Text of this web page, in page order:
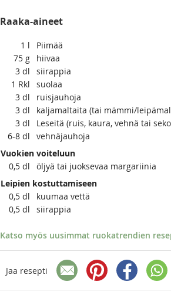
Raaka-aineet
1 l
Piimää
75 g
hiivaa
3 dl
siirappia
1 Rkl
suolaa
3 dl
ruisjauhoja
3 dl
kaljamaltaita (tai mämmi/
3 dl
Leseitä (ruis, kaura, vehnä tai
6-8 dl
vehnäjauhoja
Vuokien voiteluun
0,5 dl
öljyä tai juoksevaa margariinia
Leipien kostuttamiseen
0,5 dl
kuumaa vettä
0,5 dl siirappia
Katso myös uusimmat ruokatrendien
Jaa resepti